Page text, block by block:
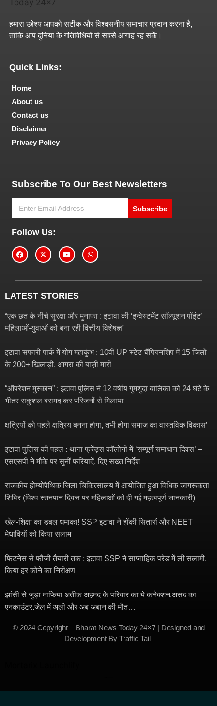
हमारा उद्देश्य आपको सटीक और विश्वसनीय समाचार प्रदान करना है,
ताकि आप दुनिया के गतिविधियों से सबसे आगाह रह सकें।
Quick Links:
Home
About us
Contact us
Disclaimer
Privacy Policy
Subscribe To Our Best Newsletters
Subscribe
Follow Us:
LATEST STORIES
“एक छत के नीचे सुरक्षा और मुनाफा : इटावा की ‘इन्वेस्टमेंट सॉल्यूशन पॉइंट’
महिलाओं-युवाओं को बना रही वित्तीय विशेषज्ञ”
इटावा सफारी पार्क में योग महाकुंभ : 10वीं UP स्टेट चैंपियनशिप में 15 जिलों
के 200+ खिलाड़ी, आगरा की बाज़ी मारी
“ऑपरेशन मुस्कान” : इटावा पुलिस ने 12 वर्षीय गुमशुदा बालिका को 24 घंटे के
भीतर सकुशल बरामद कर परिजनों से मिलाया
क्षत्रियों को पहले क्षत्रिय बनना होगा, तभी होगा समाज का वास्तविक विकास’
इटावा पुलिस की पहल : थाना फ्रेंड्स कॉलोनी में ‘सम्पूर्ण समाधान दिवस’ –
एसएसपी ने मौके पर सुनीं फरियादें, दिए सख्त निर्देश
राजकीय होम्योपैथिक जिला चिकित्सालय में आयोजित हुआ विधिक जागरूकता
शिविर (विश्व स्तनपान दिवस पर महिलाओं को दी गई महत्वपूर्ण जानकारी)
खेल-शिक्षा का डबल धमाका! SSP इटावा ने हॉकी सितारों और NEET
मेधावियों को किया सलाम
फिटनेस से फौजी तैयारी तक : इटावा SSP ने साप्ताहिक परेड में ली सलामी,
किया हर कोने का निरीक्षण
झांसी से जुड़ा माफिया अतीक अहमद के परिवार का ये कनेक्शन,असद का
एनकाउंटर,जेल में अली और अब अबान की मौत…
© 2024 Copyright – Bharat News Today 24×7 | Designed and
Development By Traffic Tail